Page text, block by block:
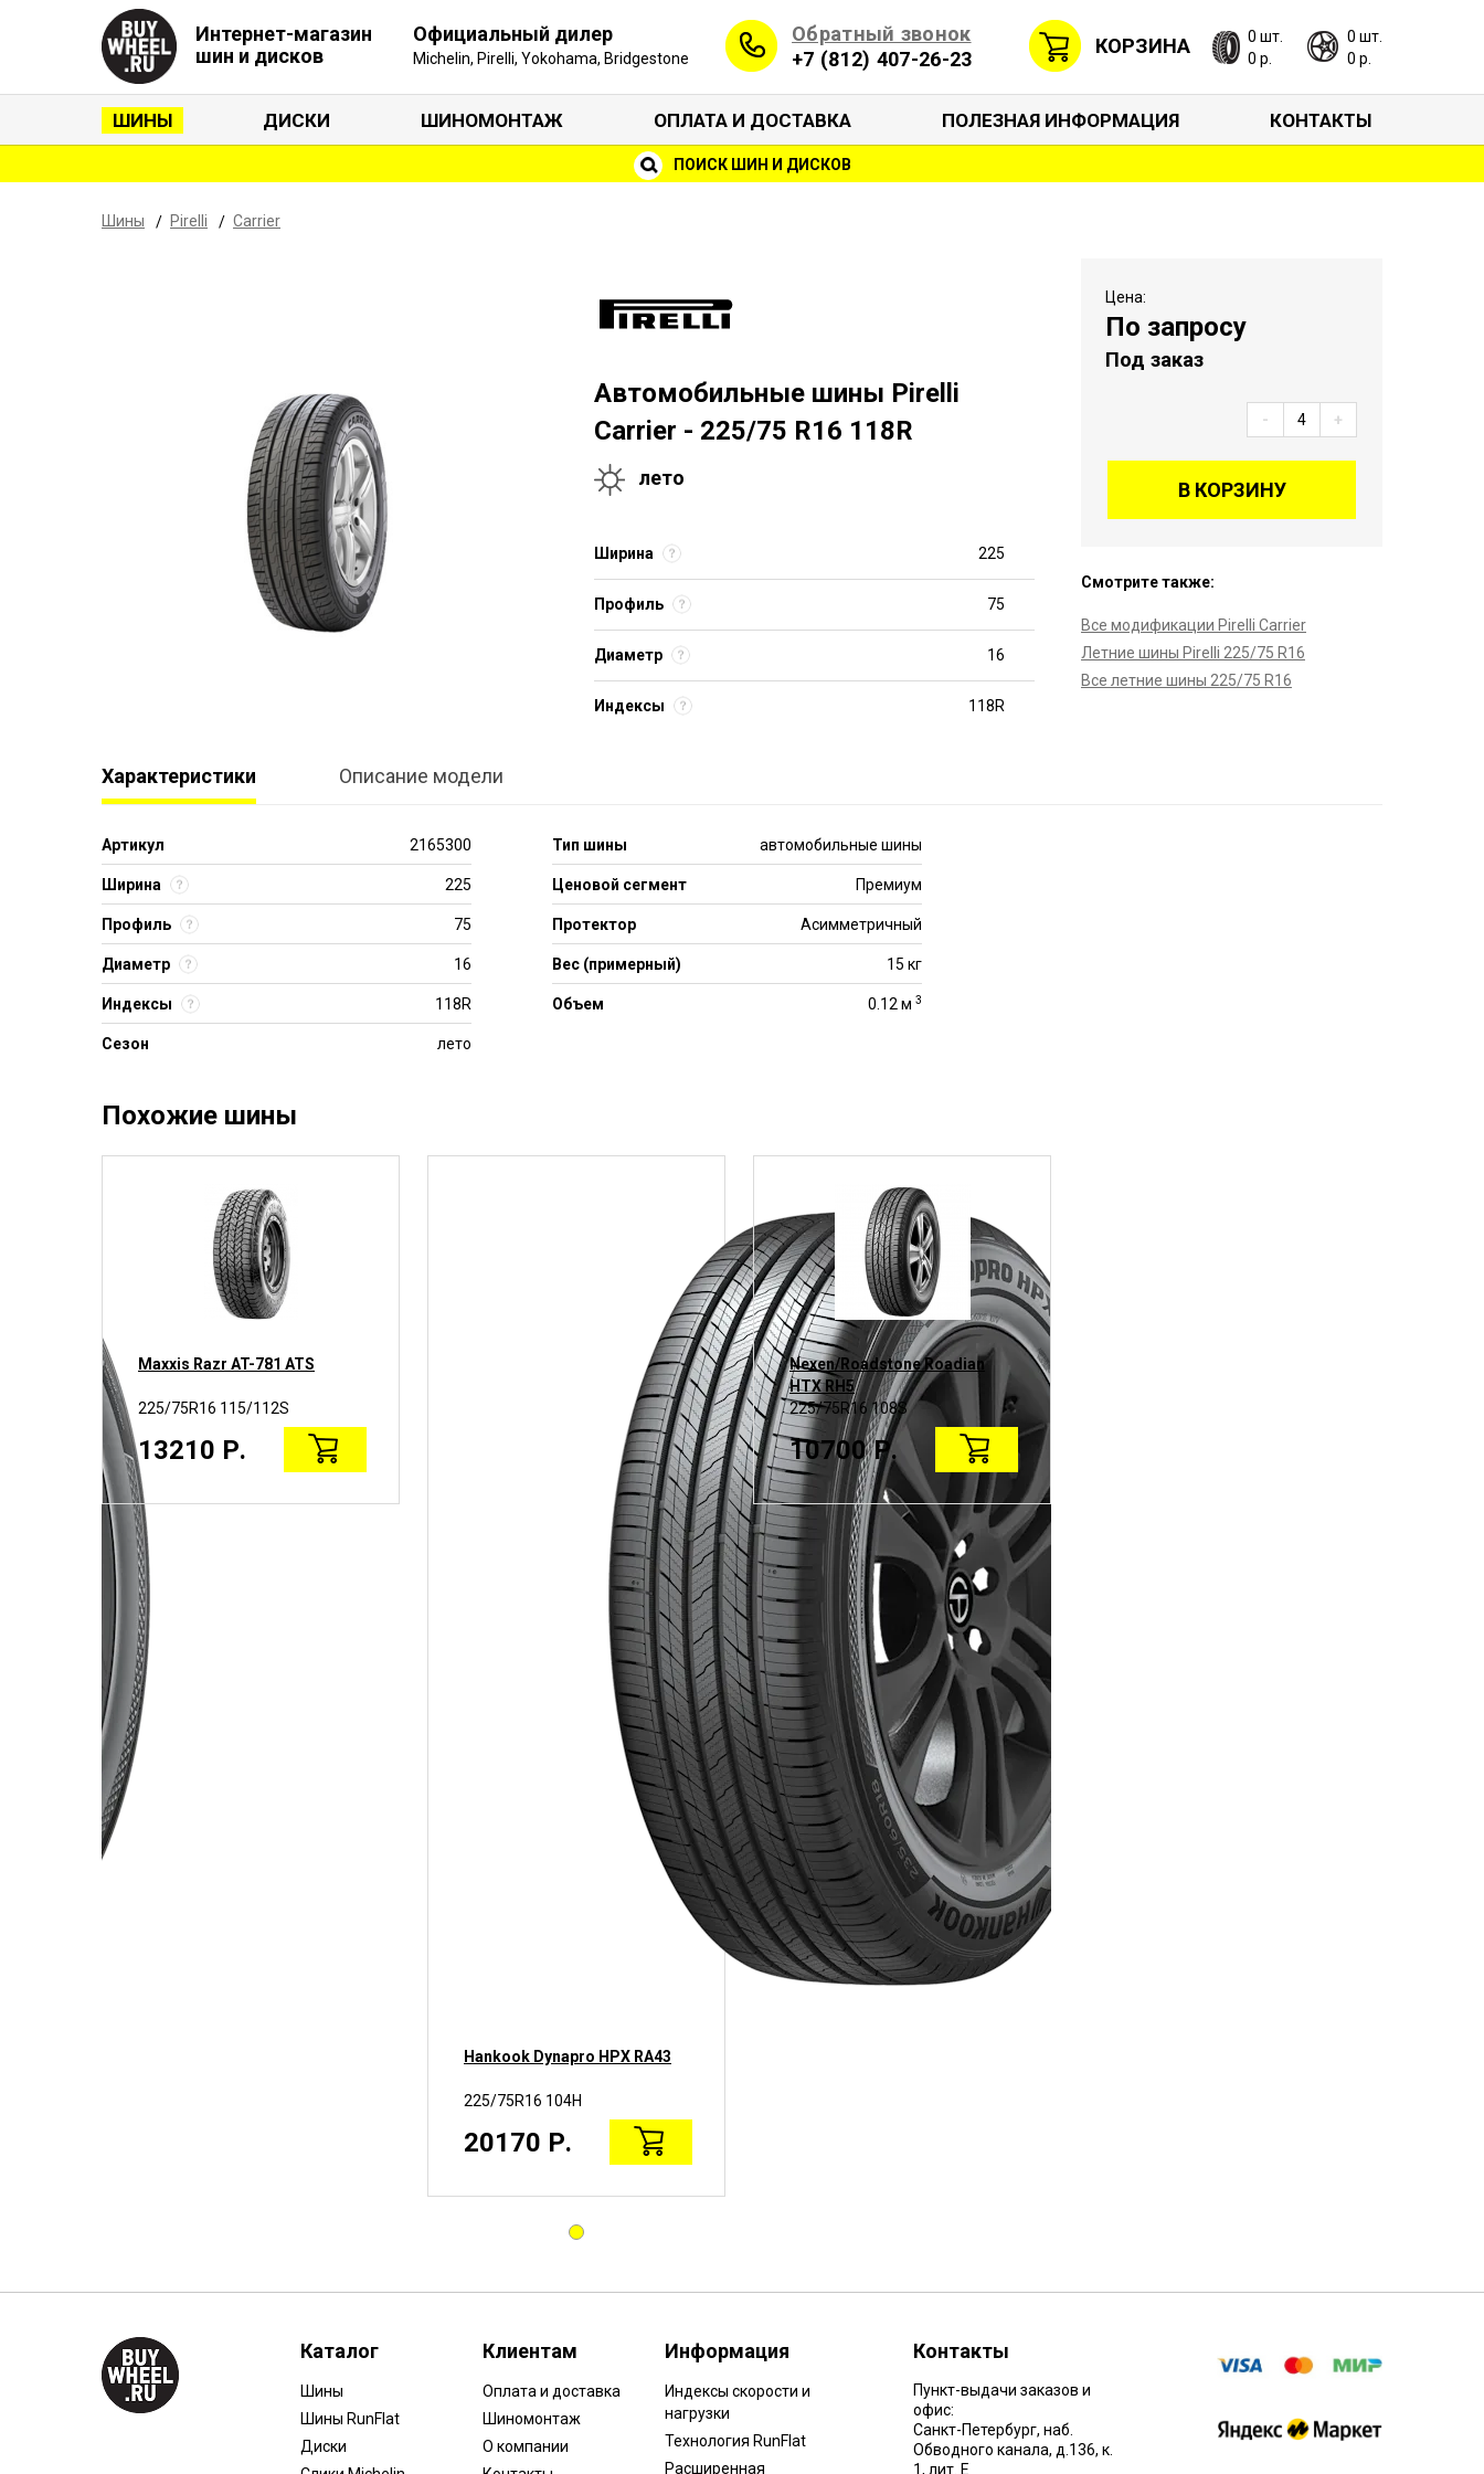
Интернет-магазин
шин и дисков
Официальный дилер
Michelin, Pirelli, Yokohama, Bridgestone
Обратный звонок
+7 (812) 407-26-23
КОРЗИНА
0 шт.
0 р.
0 шт.
0 р.
ШИНЫ ДИСКИ ШИНОМОНТАЖ ОПЛАТА И ДОСТАВКА ПОЛЕЗНАЯ ИНФОРМАЦИЯ КОНТАКТЫ
ПОИСК ШИН И ДИСКОВ
Шины Pirelli Carrier
Автомобильные шины Pirelli
Carrier - 225/75 R16 118R
лето
Ширина 225
Профиль 75
Диаметр 16
Индексы 118R
Цена:
По запросу
Под заказ
- +
В КОРЗИНУ
Смотрите также:
Все модификации Pirelli Carrier
Летние шины Pirelli 225/75 R16
Все летние шины 225/75 R16
Характеристики Описание модели
Артикул 2165300
Ширина 225
Профиль 75
Диаметр 16
Индексы 118R
Сезон лето
Тип шины автомобильные шины
Ценовой сегмент Премиум
Протектор Асимметричный
Вес (примерный) 15 кг
Объем 0.12 м 3
Похожие шины
Maxxis Razr AT-781 ATS
225/75R16 115/112S
13210 Р.
Hankook Dynapro HPX RA43
225/75R16 104H
20170 Р.
Nexen/Roadstone Roadian
HTX RH5
225/75R16 108S
10700 Р.
Каталог
Шины
Шины RunFlat
Диски
Клиентам
Оплата и доставка
Шиномонтаж
О компании
Информация
Индексы скорости и
нагрузки
Технология RunFlat
Расширенная
Контакты
Пункт-выдачи заказов и
офис:
Санкт-Петербург, наб.
Обводного канала, д.136, к.
1, лит. Е